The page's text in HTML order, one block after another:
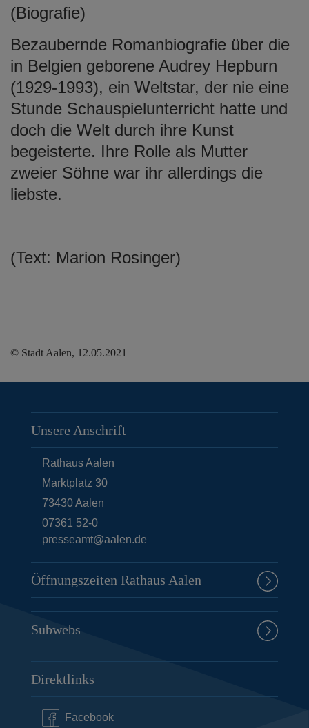
(Biografie)
Bezaubernde Romanbiografie über die
in Belgien geborene Audrey Hepburn
(1929-1993), ein Weltstar, der nie eine
Stunde Schauspielunterricht hatte und
doch die Welt durch ihre Kunst
begeisterte. Ihre Rolle als Mutter
zweier Söhne war ihr allerdings die
liebste.
(Text: Marion Rosinger)
© Stadt Aalen, 12.05.2021
Unsere Anschrift
Rathaus Aalen
Marktplatz 30
73430Aalen
07361 52-0
presseamt@aalen.de
Öffnungszeiten Rathaus Aalen
Subwebs
Direktlinks
Facebook